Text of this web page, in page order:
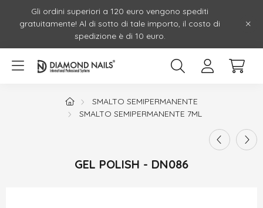
Gli ordini superiori a 120 euro vengono spediti
gratuitamente! Al di sotto di tale importo, il costo di
spedizione è di 10 euro.
SMALTO SEMIPERMANENTE
SMALTO SEMIPERMANENTE 7ML
GEL POLISH - DN086